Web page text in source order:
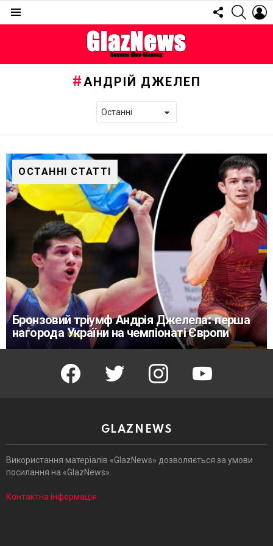
FOLLOW
US
АНДРІЙ ДЖЕЛЕП
ОСТАННІ СТАТТІ
Бронзовий тріумф Андрія Джелепа: перша
нагорода України на чемпіонаті Європи
facebook twitter instagram youtube
GLAZNEWS
Використання матеріалів «GlazNews» дозволяється за умови
посилання на «GlazNews».
Контактна інформація